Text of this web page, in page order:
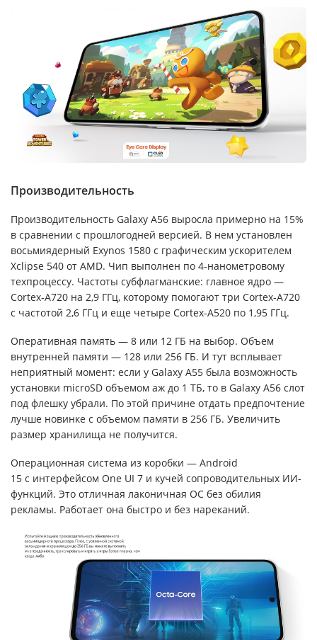
Производительность
Производительность Galaxy A56 выросла примерно на 15%
в сравнении с прошлогодней версией. В нем установлен
восьмиядерный Exynos 1580 с графическим ускорителем
Xclipse 540 от AMD. Чип выполнен по 4-нанометровому
техпроцессу. Частоты субфлагманские: главное ядро —
Cortex-A720 на 2,9 ГГц, которому помогают три Cortex-A720
с частотой 2,6 ГГц и еще четыре Cortex-A520 по 1,95 ГГц.
Оперативная память — 8 или 12 ГБ на выбор. Объем
внутренней памяти — 128 или 256 ГБ. И тут всплывает
неприятный момент: если у Galaxy A55 была возможность
установки microSD объемом аж до 1 ТБ, то в Galaxy A56 слот
под флешку убрали. По этой причине отдать предпочтение
лучше новинке с объемом памяти в 256 ГБ. Увеличить
размер хранилища не получится.
Операционная система из коробки — Android
15 с интерфейсом One UI 7 и кучей сопроводительных ИИ-
функций. Это отличная лаконичная ОС без обилия
рекламы. Работает она быстро и без нареканий.